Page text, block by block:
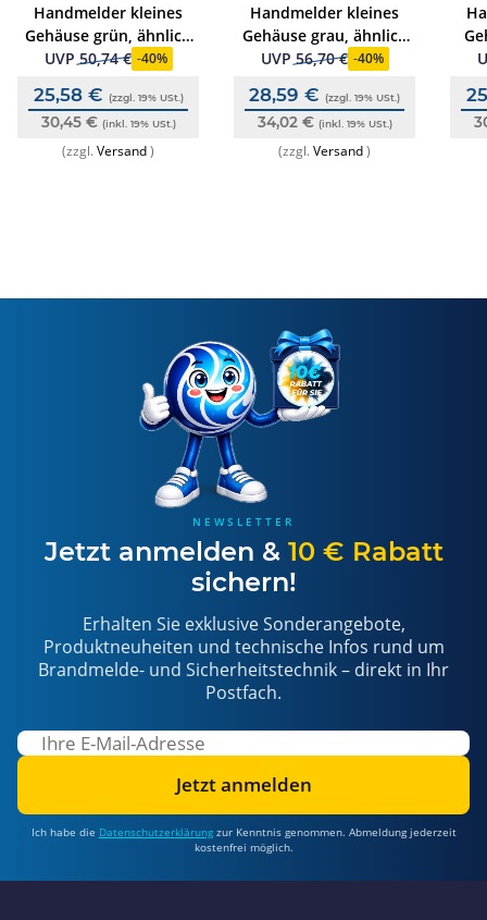
Handmelder kleines
Gehäuse grün, ähnlich
RAL 6002
UVP50,74 € -40%
25,58 € (zzgl. 19% USt.)
30,45 € (inkl. 19% USt.)
(zzgl.Versand)
Handmelder kleines
Gehäuse grau, ähnlich
RAL 7035
UVP56,70 € -40%
28,59 € (zzgl. 19% USt.)
34,02 € (inkl. 19% USt.)
(zzgl.Versand)
NEWSLETTER
Jetzt anmelden & 10 € Rabatt
sichern!
Erhalten Sie exklusive Sonderangebote,
Produktneuheiten und technische Infos rund um
Brandmelde- und Sicherheitstechnik – direkt in Ihr
Postfach.
Jetzt anmelden
Ich habe die Datenschutzerklärungzur Kenntnis genommen. Abmeldung jederzeit
kostenfrei möglich.